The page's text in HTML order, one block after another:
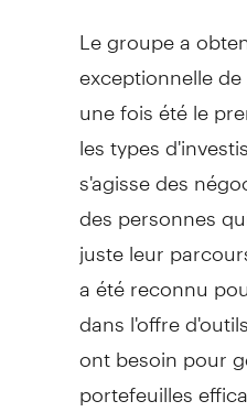
Le groupe a
exceptionnelle
une fois été le
les types
s'agisse des
des personnes
juste leur
a été reconnu
dans l'offre
ont besoin pour
portefeuilles